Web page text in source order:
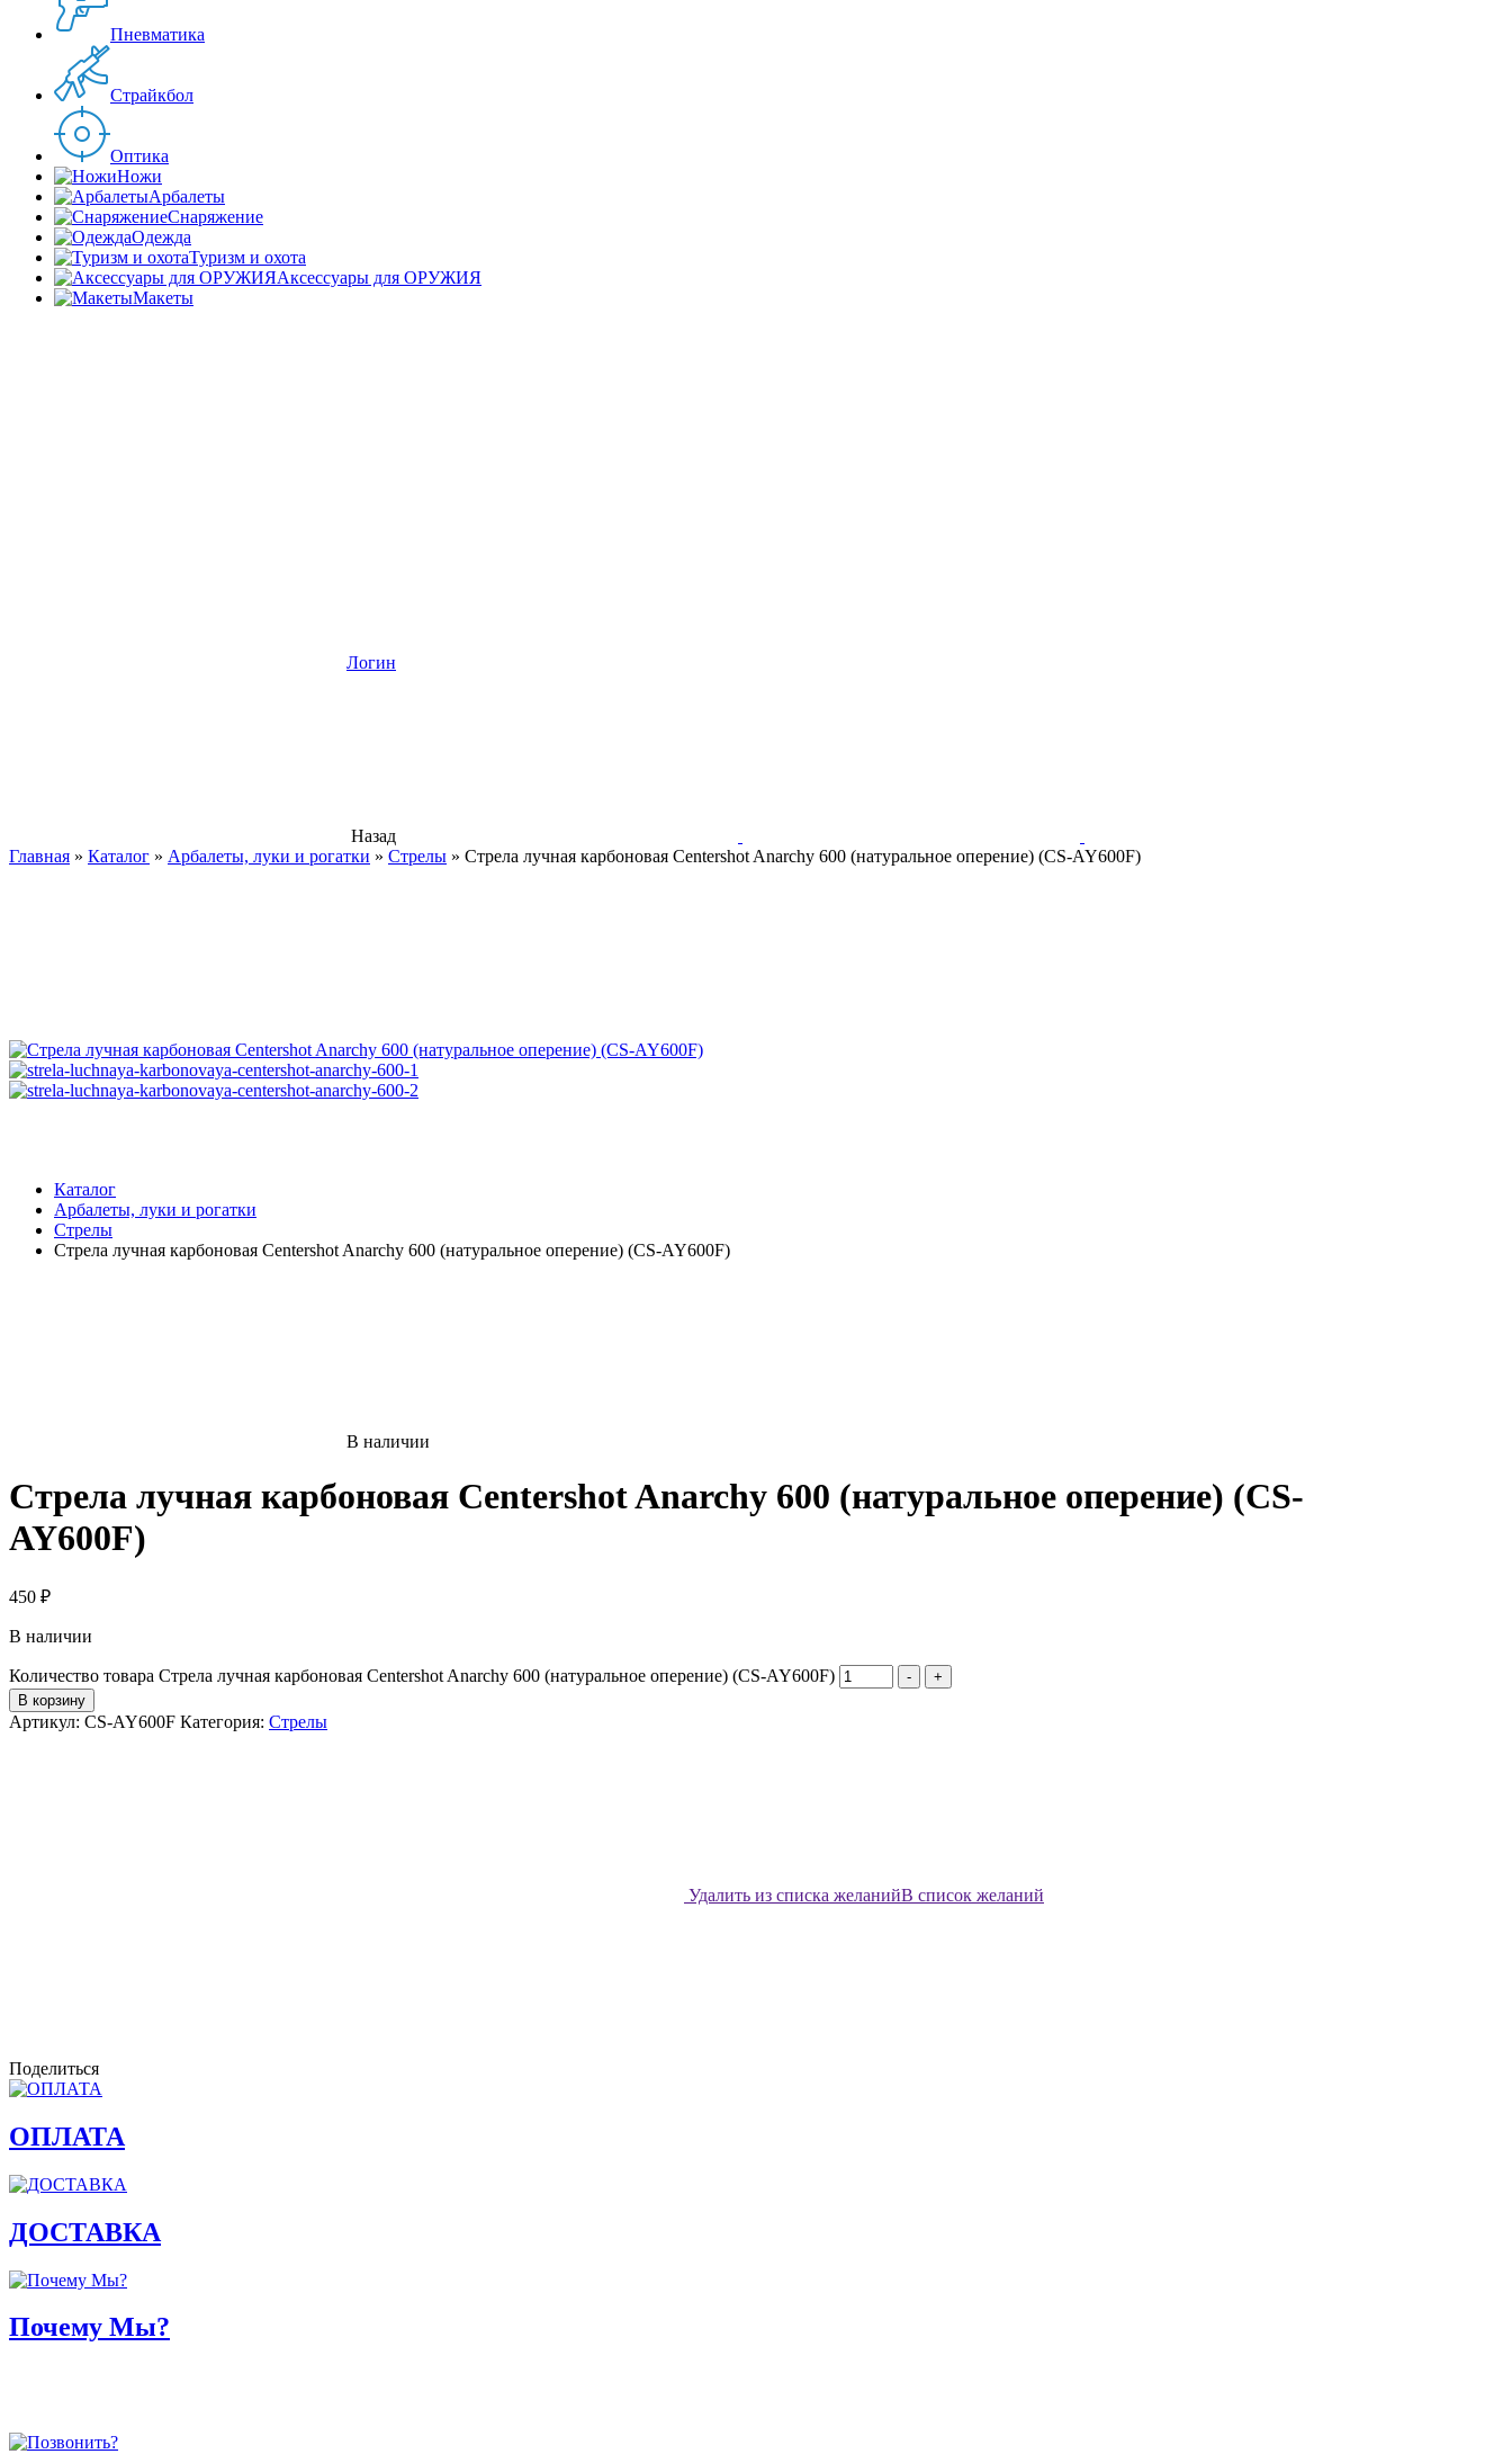
Пневматика
Страйкбол
Оптика
Ножи
Арбалеты
Снаряжение
Одежда
Туризм и охота
Аксессуары для ОРУЖИЯ
Макеты
Логин
Назад
Главная » Каталог » Арбалеты, луки и рогатки » Стрелы » Стрела лучная карбоновая Centershot Anarchy 600 (натуральное оперение) (CS-AY600F)
Каталог
Арбалеты, луки и рогатки
Стрелы
Стрела лучная карбоновая Centershot Anarchy 600 (натуральное оперение) (CS-AY600F)
В наличии
Стрела лучная карбоновая Centershot Anarchy 600 (натуральное оперение) (CS-
AY600F)
450 ₽
В наличии
Количество товара Стрела лучная карбоновая Centershot Anarchy 600 (натуральное оперение) (CS-AY600F) -
+
В корзину
Артикул: CS-AY600F Категория: Стрелы
Удалить из списка желанийВ список желаний
Поделиться
ОПЛАТА
ДОСТАВКА
Почему Мы?